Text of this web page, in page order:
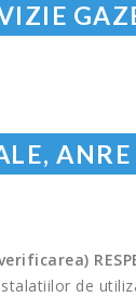
verificarea)
de